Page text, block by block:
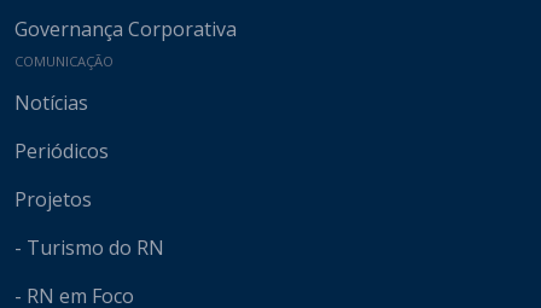
Governança Corporativa
COMUNICAÇÃO
Notícias
Periódicos
Projetos
- Turismo do RN
- RN em Foco